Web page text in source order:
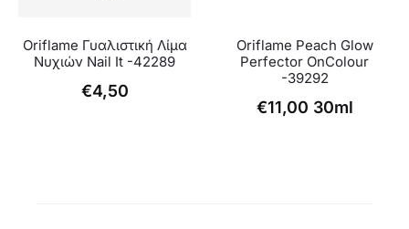
Oriflame Γυαλιστική Λίμα
Νυχιών Nail It -42289
€4,50
Oriflame Peach Glow
Perfector OnColour
-39292
€11,00 30ml